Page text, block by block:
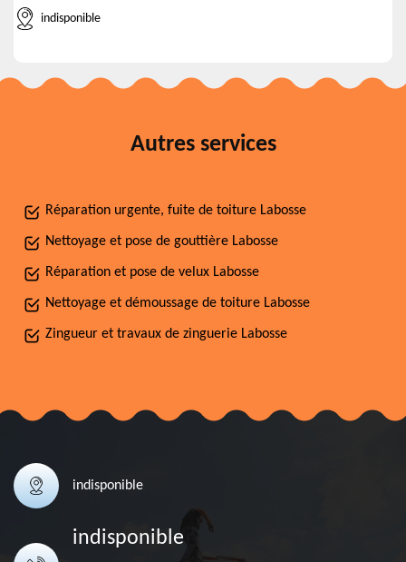
indisponible
Autres services
Réparation urgente, fuite de toiture Labosse
Nettoyage et pose de gouttière Labosse
Réparation et pose de velux Labosse
Nettoyage et démoussage de toiture Labosse
Zingueur et travaux de zinguerie Labosse
indisponible
indisponible